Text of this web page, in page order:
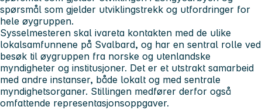
spørsmål som gjelder utviklingstrekk og utfordringer for
hele øygruppen.
Sysselmesteren skal ivareta kontakten med de ulike
lokalsamfunnene på Svalbard, og har en sentral rolle ved
besøk til øygruppen fra norske og utenlandske
myndigheter og institusjoner. Det er et utstrakt samarbeid
med andre instanser, både lokalt og med sentrale
myndighetsorganer. Stillingen medfører derfor også
omfattende representasjonsoppgaver.